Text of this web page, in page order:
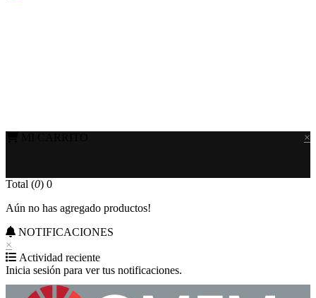
×
Total (0) 0
Aún no has agregado productos!
NOTIFICACIONES
×
Actividad reciente
Inicia sesión para ver tus notificaciones.